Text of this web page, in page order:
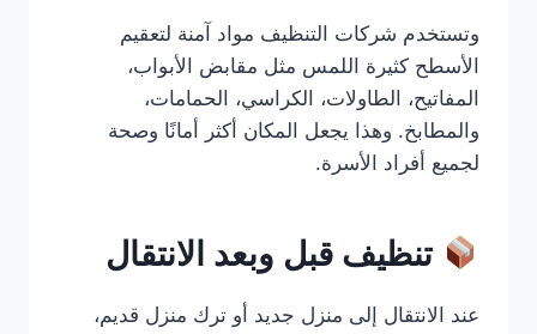
وتستخدم شركات التنظيف مواد آمنة لتعقيم
الأسطح كثيرة اللمس مثل مقابض الأبواب،
المفاتيح، الطاولات، الكراسي، الحمامات،
والمطابخ. وهذا يجعل المكان أكثر أمانًا وصحة
لجميع أفراد الأسرة.
تنظيف قبل وبعد الانتقال
عند الانتقال إلى منزل جديد أو ترك منزل قديم،